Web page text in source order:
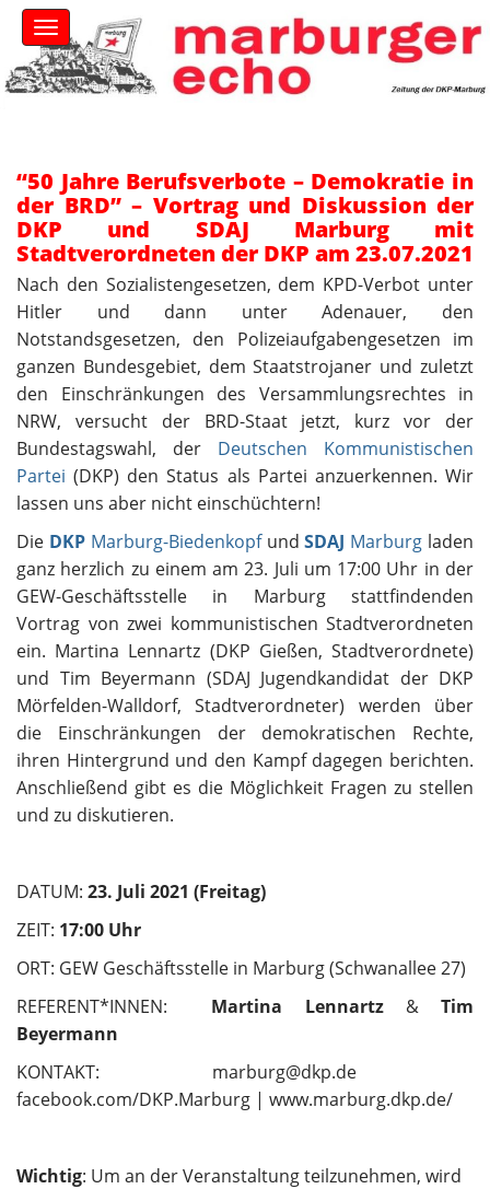
M
a
i
n
k
i
p
o
n
t
e
n
“50 Jahre Berufsverbote – Demokratie in
der BRD” – Vortrag und Diskussion der
DKP und SDAJ Marburg mit
Stadtverordneten der DKP am 23.07.2021
Nach den Sozialistengesetzen, dem KPD-Verbot unter
Hitler und dann unter Adenauer, den
Notstandsgesetzen, den Polizeiaufgabengesetzen im
ganzen Bundesgebiet, dem Staatstrojaner und zuletzt
den Einschränkungen des Versammlungsrechtes in
NRW, versucht der BRD-Staat jetzt, kurz vor der
Bundestagswahl, der Deutschen Kommunistischen
Partei (DKP) den Status als Partei anzuerkennen. Wir
lassen uns aber nicht einschüchtern!
Die DKPMarburg-BiedenkopfundSDAJ Marburg laden
ganz herzlich zu einem am 23. Juli um 17:00 Uhr in der
GEW-Geschäftsstelle in Marburg stattfindenden
Vortrag von zwei kommunistischen Stadtverordneten
ein. Martina Lennartz (DKP Gießen, Stadtverordnete)
und Tim Beyermann (SDAJ Jugendkandidat der DKP
Mörfelden-Walldorf, Stadtverordneter) werden über
die Einschränkungen der demokratischen Rechte,
ihren Hintergrund und den Kampf dagegen berichten.
Anschließend gibt es die Möglichkeit Fragen zu stellen
und zu diskutieren.
DATUM: 23. Juli 2021 (Freitag)
ZEIT: 17:00 Uhr
ORT: GEW Geschäftsstelle in Marburg (Schwanallee 27)
REFERENT*INNEN: Martina Lennartz &Tim
Beyermann
KONTAKT: marburg@dkp.de
facebook.com/DKP.Marburg | www.marburg.dkp.de/
Wichtig: Um an der Veranstaltung teilzunehmen, wird